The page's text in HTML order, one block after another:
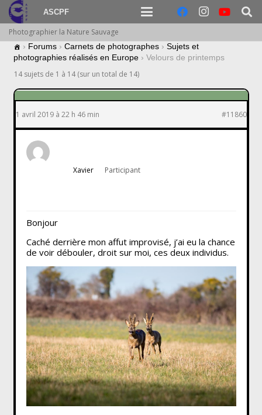
ASCPF
Photographier la Nature Sauvage
› Forums › Carnets de photographes › Sujets et
photographies réalisés en Europe › Velours de printemps
14 sujets de 1 à 14 (sur un total de 14)
1 avril 2019 à 22 h 46 min #11860
Xavier Participant
Bonjour
Caché derrière mon affut improvisé, j’ai eu la chance
de voir débouler, droit sur moi, ces deux individus.